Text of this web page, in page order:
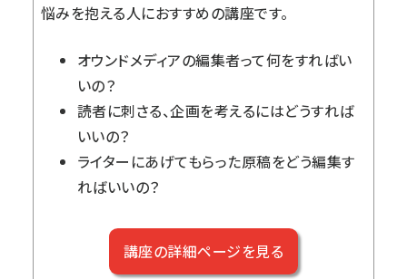
悩みを抱える人におすすめの講座です。
オウンドメディアの編集者って何をすればい
いの？
読者に刺さる、企画を考えるにはどうすれば
いいの？
ライターにあげてもらった原稿をどう編集す
ればいいの？
講座の詳細ページを見る